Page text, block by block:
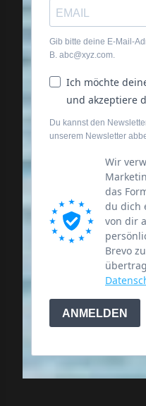
Gib bitte deine E-Mail-
B. abc@xyz.com.
Ich möchte
und akzeptiere
Du kannst den
unserem Newsletter
Wir
das
du dich
von dir
Brevo
ANMELDEN